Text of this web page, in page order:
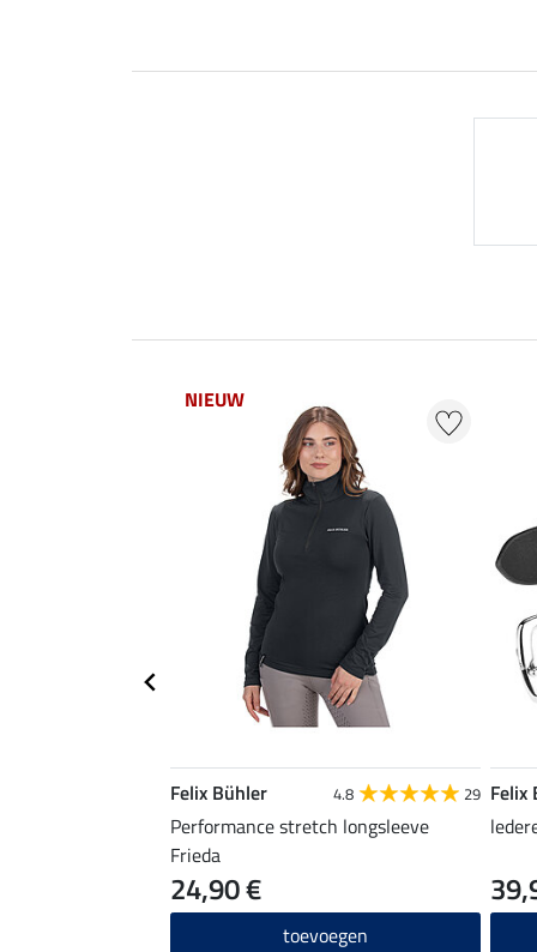
NIEUW
Felix Bühler 4.8 29
Performance stretch longsleeve
Frieda
24,90 €
toevoegen
Felix